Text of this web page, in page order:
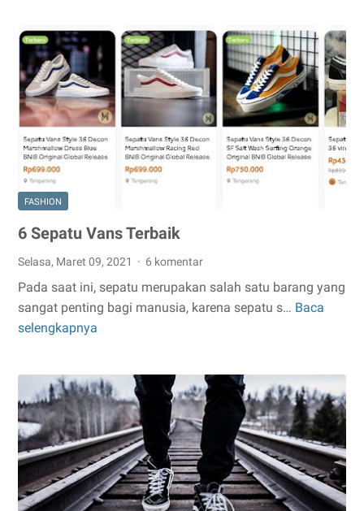
Bahan
Adem
dan
Modelnya
Trendy
FASHION
6 Sepatu Vans Terbaik
Selasa, Maret 09, 2021 6 komentar
Pada saat ini, sepatu merupakan salah satu barang yang
sangat penting bagi manusia, karena sepatu s… Baca
selengkapnya
6